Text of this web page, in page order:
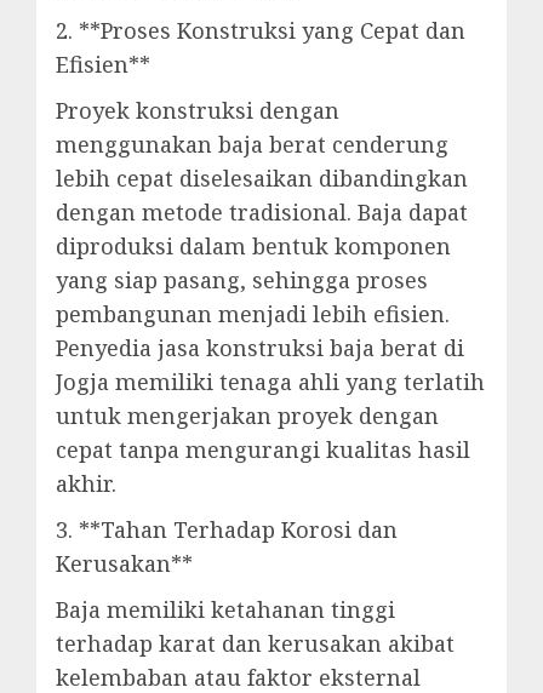
2. **Proses Konstruksi yang Cepat dan
Efisien**
Proyek konstruksi dengan
menggunakan baja berat cenderung
lebih cepat diselesaikan dibandingkan
dengan metode tradisional. Baja dapat
diproduksi dalam bentuk komponen
yang siap pasang, sehingga proses
pembangunan menjadi lebih efisien.
Penyedia jasa konstruksi baja berat di
Jogja memiliki tenaga ahli yang terlatih
untuk mengerjakan proyek dengan
cepat tanpa mengurangi kualitas hasil
akhir.
3. **Tahan Terhadap Korosi dan
Kerusakan**
Baja memiliki ketahanan tinggi
terhadap karat dan kerusakan akibat
kelembaban atau faktor eksternal